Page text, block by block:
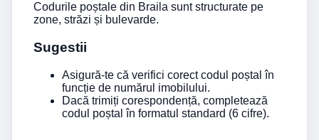
Codurile poștale din Braila sunt structurate pe
zone, străzi și bulevarde.
Sugestii
Asigură-te că verifici corect codul poștal în
funcție de numărul imobilului.
Dacă trimiți corespondență, completează
codul poștal în formatul standard (6 cifre).